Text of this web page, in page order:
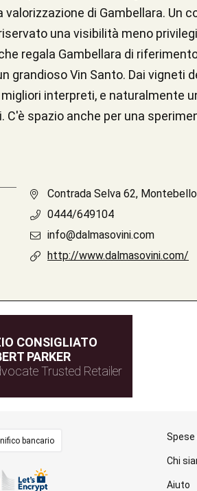
valorizzazione di Gambellara. Un
una visibilità meno
regala Gambellara di
grandioso Vin Santo. Dai vigneti
interpreti, e naturalmente
spazio anche per una
Contrada Selva 62,
0444/649104
info@dalmasovini.com
http://www.dalmasovini.com/
CONSIGLIATO
PARKER
Trusted Retailer
bancario Spese
Chi
Aiuto